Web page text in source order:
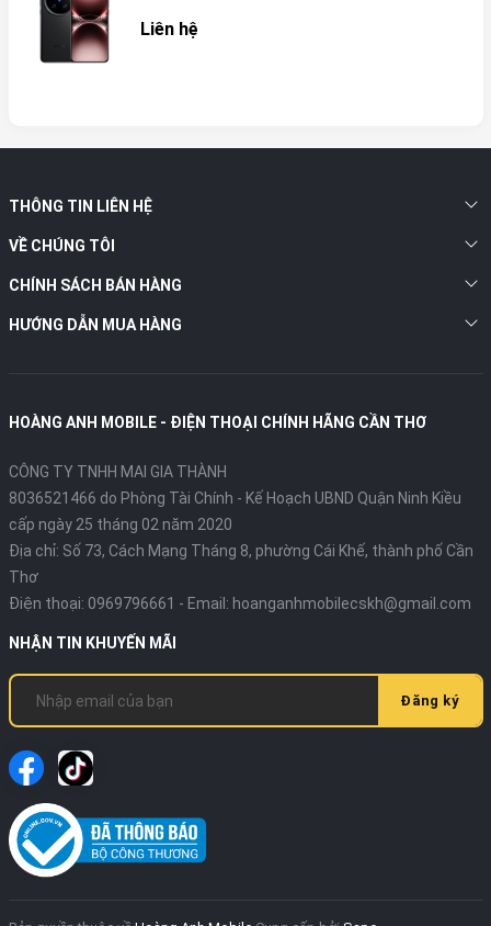
Liên hệ
THÔNG TIN LIÊN HỆ
VỀ CHÚNG TÔI
CHÍNH SÁCH BÁN HÀNG
HƯỚNG DẪN MUA HÀNG
HOÀNG ANH MOBILE - ĐIỆN THOẠI CHÍNH HÃNG CẦN THƠ
CÔNG TY TNHH MAI GIA THÀNH
8036521466 do Phòng Tài Chính - Kế Hoạch UBND Quận Ninh Kiều
cấp ngày 25 tháng 02 năm 2020
Địa chỉ: Số 73, Cách Mạng Tháng 8, phường Cái Khế, thành phố Cần
Thơ
Điện thoại: 0969796661 - Email: hoanganhmobilecskh@gmail.com
NHẬN TIN KHUYẾN MÃI
Đăng ký